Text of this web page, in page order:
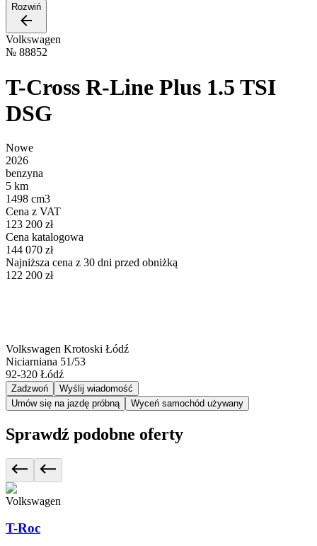
Rozwiń
Volkswagen
№ 88852
T-Cross R-Line Plus 1.5 TSI
DSG
Nowe
2026
benzyna
5 km
1498 cm3
Cena z VAT
123 200 zł
Cena katalogowa
144 070 zł
Najniższa cena z 30 dni przed obniżką
122 200 zł
Volkswagen Krotoski Łódź
Niciarniana 51/53
92-320 Łódź
Zadzwoń
Wyślij wiadomość
Umów się na jazdę próbną
Wyceń samochód używany
Sprawdź podobne oferty
Volkswagen
T-Roc